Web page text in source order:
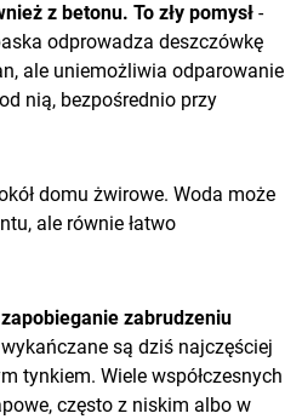
z betonu. To zły pomysł -
odprowadza deszczówkę
ale uniemożliwia odparowanie
nią, bezpośrednio przy
domu żwirowe. Woda może
ale równie łatwo
zapobieganie zabrudzeniu
wykańczane są dziś najczęściej
tynkiem. Wiele współczesnych
często z niskim albo w